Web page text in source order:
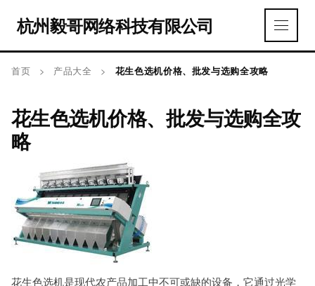
杭州毅哥网络科技有限公司
首页 > 产品大全 > 花生色选机价格、批发与选购全攻略
花生色选机价格、批发与选购全攻
略
花生色选机是现代农产品加工中不可或缺的设备，它通过光学